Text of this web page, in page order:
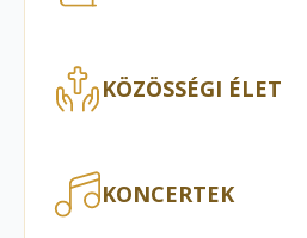
KÖZÖSSÉGI ÉLET
KONCERTEK